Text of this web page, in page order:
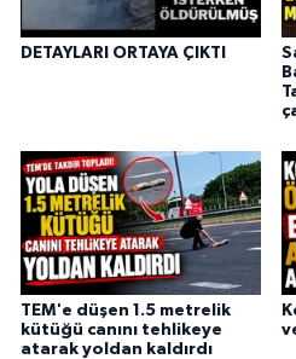
DETAYLARI ORTAYA ÇIKTI
TEM'e düşen 1.5 metrelik
kütüğü canını tehlikeye
atarak yoldan kaldırdı